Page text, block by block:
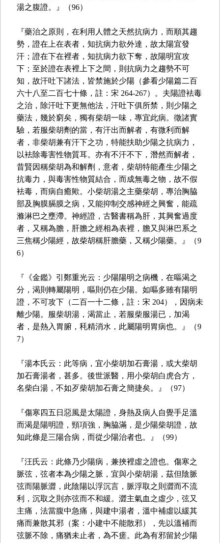
湯之腹證。』（96）
『藥治之原則，在利用人體之天然抗病力，而順其趨
勢，證在上在表者，知抗病力欲外達，故太陽宜發
汗；證在下在裡者，知抗病力欲下奪，故陽明宜攻
下；至於證在表裡上下之間，則抗病力之趨勢不可
知，故汗吐下諸法，皆禁施於少陽（參看少陽篇二百
六十八至二百七十條，註：宋 264-267）。夫陽證袪毒
之治，除汗吐下更無他法，汗吐下俱所禁，則少陽之
藥法，幾於窮矣，獨有柴胡一味，專宜此病。徵諸實
驗，若服柴胡劑的當，有汗出而解者，有微利而解
者，非柴胡兼有汗下之功，特能扶助少陽之抗病力，
以袪除毒害性物質耳。亦有不汗不下，潛然而解者，
昔賢因稱柴胡為和解劑，意者，柴胡特能產生少陽之
抗毒力，與毒害性物質結合，而成無毒之物，故不假
袪毒，而病自癒歟。小柴胡湯之主藥柴胡，專治胸脇
部及胸膜膈膜之病，又能抑制交感神經之興奮，能疏
滌淋巴之壅滯。神經證，古醫書稱為肝，其興奮過度
者，又稱為膽，肝膽之經相為表裡，膽又與淋巴系之
三焦稱少陽經，故柴胡稱肝膽藥，又稱少陽藥。』（9
6）
『《金鑑》引鄭重光云：少陽陽明之病機，在嘔渴之
分，渴則轉屬陽明，嘔則仍在少陽。如嘔多雖有陽明
證，不可攻下（二百一十二條，註：宋 204），因病未
離少陽。服柴胡湯，渴當止，若服柴服湯已，加渴
者，是熱入胃腑，秏精消水，此屬陽明胃病也。』（9
7）
『湯本氏云：此等病，宜小柴胡加石膏湯，或大柴胡
加石膏湯者，甚多。後世派醫，用小柴胡白虎合方，
名柴白湯，不如歹柴胡加石膏之簡捷矣。』（97）
『傷寒四五日惡風是太陽證，身熱及病人自覺手足溫
而渴是陽明證，頸項強，胸脇滿，是少陽柴胡證，故
知此條是三陽合病，而從少陽治者也。』（99）
『汪氏云：此條乃少陽病，兼挾裡虛之證也。傷寒之
脈弦，弦者本為少陽之脈，宜與小柴胡湯，茲但陰脈
弦而陽脈澀，此陰陽以浮沉言，脈浮取之則澀而不流
利，沉取之則亦弦而不和緩。澀主氣血之虛少，弦又
主痛，法當腹中急痛，與建中湯者，溫中補虛以緩其
痛而兼散其邪（案：小建中不能散邪），先以溫補而
弦脈不除，痛猶未止者，為不瘥。此為有邪留於少陽